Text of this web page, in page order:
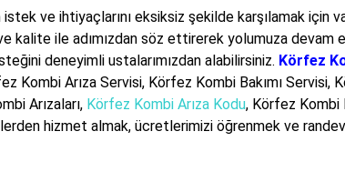
ve ihtiyaçlarını eksiksiz şekilde karşılamak için
kalite ile adımızdan söz ettirerek yolumuza devam
deneyimli ustalarımızdan alabilirsiniz. Körfez
Kombi Arıza Servisi,Körfez Kombi Bakımı Servisi,
Arızaları, Körfez Kombi Arıza Kodu, Körfez Kombi
hizmet almak, ücretlerimizi öğrenmek ve